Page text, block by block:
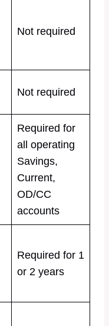
Not required
Not required
Required for
all operating
Savings,
Current,
OD/CC
accounts
Required for 1
or 2 years